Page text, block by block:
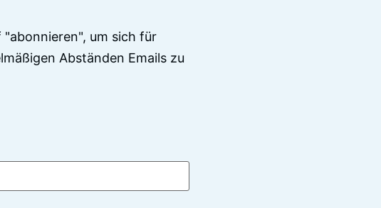
"abonnieren", um sich für
Abständen Emails zu